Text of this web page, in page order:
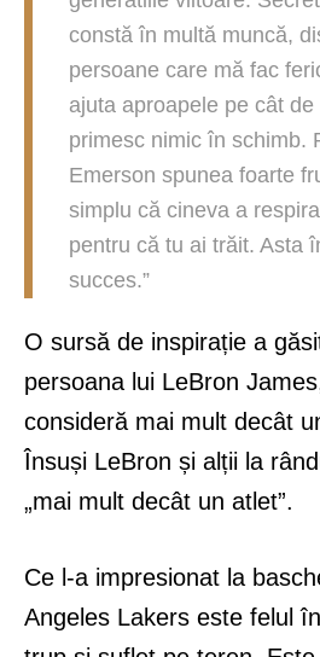
constă în multă muncă,
persoane care mă fac
ajuta aproapele pe cât
primesc nimic în schimb.
Emerson spunea foarte
simplu că cineva a
pentru că tu ai trăit. Asta
succes.”
O sursă de inspirație a
persoana lui LeBron
consideră mai mult decât
Însuși LeBron și alții la
„mai mult decât un atlet”.
Ce l-a impresionat la
Angeles Lakers este felul